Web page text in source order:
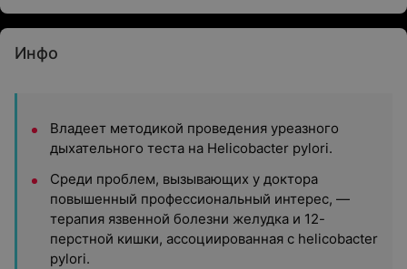
Инфо
Владеет методикой проведения уреазного
дыхательного теста на Helicobacter pylori.
Среди проблем, вызывающих у доктора
повышенный профессиональный интерес, —
терапия язвенной болезни желудка и 12-
перстной кишки, ассоциированная с helicobacter
pylori.